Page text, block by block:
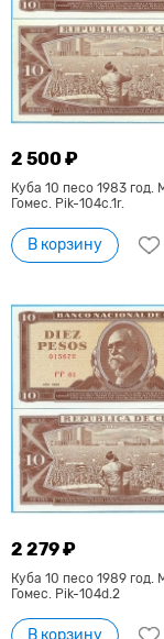
2 500 ₽
Куба 10 песо 1983 год.
Гомес. Pik-104c.1r.
В корзину
2 279 ₽
Куба 10 песо 1989 год.
Гомес. Pik-104d.2
В корзину